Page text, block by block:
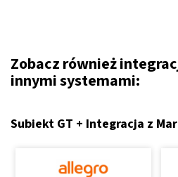
Zobacz również
innymi systemami:
Subiekt GT + Integracja z